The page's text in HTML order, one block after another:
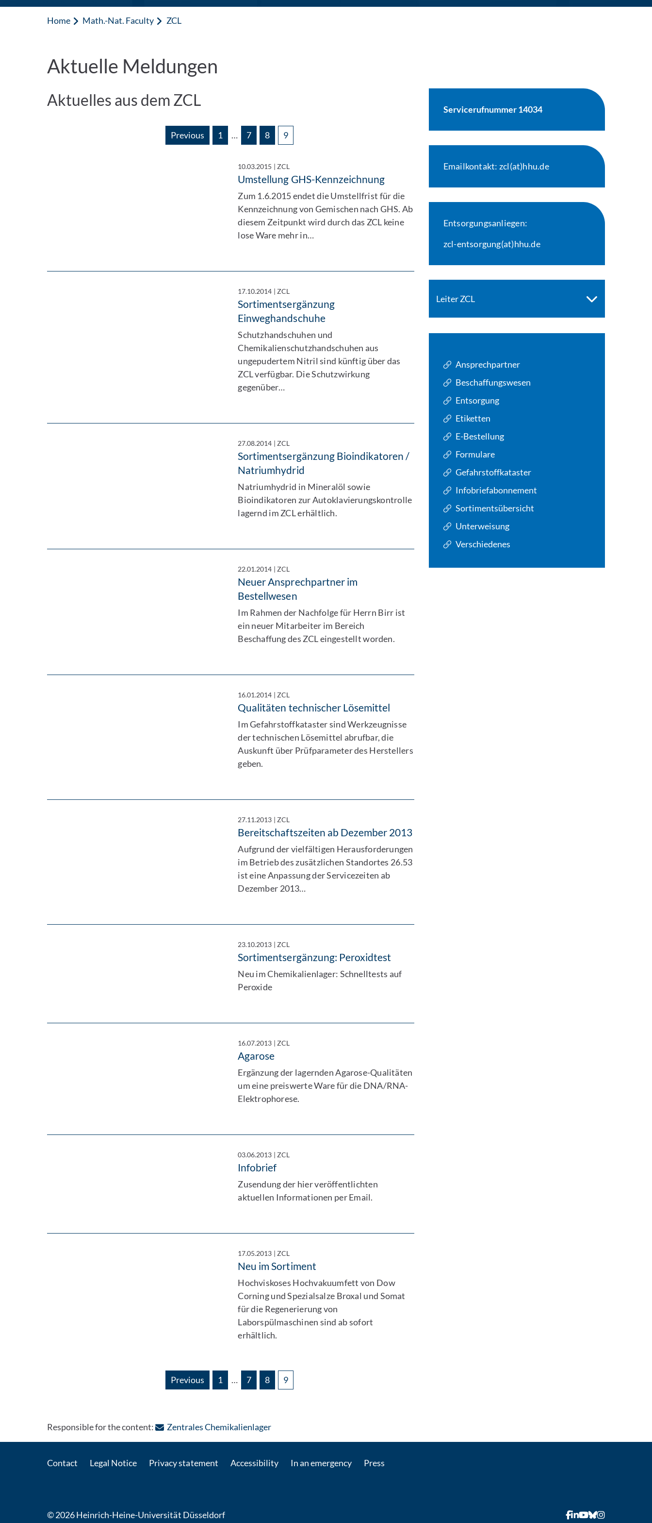
Home Math.-Nat. Faculty ZCL
Aktuelle Meldungen
Aktuelles aus dem ZCL
Previous 1 … 7 8 9
10.03.2015 | ZCL
Umstellung GHS-Kennzeichnung
Zum 1.6.2015 endet die Umstellfrist für die
Kennzeichnung von Gemischen nach GHS. Ab
diesem Zeitpunkt wird durch das ZCL keine
lose Ware mehr in…
17.10.2014 | ZCL
Sortimentsergänzung
Einweghandschuhe
Schutzhandschuhen und
Chemikalienschutzhandschuhen aus
ungepudertem Nitril sind künftig über das
ZCL verfügbar. Die Schutzwirkung
gegenüber…
27.08.2014 | ZCL
Sortimentsergänzung Bioindikatoren /
Natriumhydrid
Natriumhydrid in Mineralöl sowie
Bioindikatoren zur Autoklavierungskontrolle
lagernd im ZCL erhältlich.
22.01.2014 | ZCL
Neuer Ansprechpartner im
Bestellwesen
Im Rahmen der Nachfolge für Herrn Birr ist
ein neuer Mitarbeiter im Bereich
Beschaffung des ZCL eingestellt worden.
16.01.2014 | ZCL
Qualitäten technischer Lösemittel
Im Gefahrstoffkataster sind Werkzeugnisse
der technischen Lösemittel abrufbar, die
Auskunft über Prüfparameter des Herstellers
geben.
27.11.2013 | ZCL
Bereitschaftszeiten ab Dezember 2013
Aufgrund der vielfältigen Herausforderungen
im Betrieb des zusätzlichen Standortes 26.53
ist eine Anpassung der Servicezeiten ab
Dezember 2013…
23.10.2013 | ZCL
Sortimentsergänzung: Peroxidtest
Neu im Chemikalienlager: Schnelltests auf
Peroxide
16.07.2013 | ZCL
Agarose
Ergänzung der lagernden Agarose-Qualitäten
um eine preiswerte Ware für die DNA/RNA-
Elektrophorese.
03.06.2013 | ZCL
Infobrief
Zusendung der hier veröffentlichten
aktuellen Informationen per Email.
17.05.2013 | ZCL
Neu im Sortiment
Hochviskoses Hochvakuumfett von Dow
Corning und Spezialsalze Broxal und Somat
für die Regenerierung von
Laborspülmaschinen sind ab sofort
erhältlich.
Previous 1 … 7 8 9
Servicerufnummer 14034
Emailkontakt: zcl(at)hhu.de
Entsorgungsanliegen:
zcl-entsorgung(at)hhu.de
Leiter ZCL
Ansprechpartner
Beschaffungswesen
Entsorgung
Etiketten
E-Bestellung
Formulare
Gefahrstoffkataster
Infobriefabonnement
Sortimentsübersicht
Unterweisung
Verschiedenes
Responsible for the content: Zentrales Chemikalienlager: Contact by e-mail
Contact Legal Notice Privacy statement Accessibility In an emergency Press
© 2026 Heinrich-Heine-Universität Düsseldorf